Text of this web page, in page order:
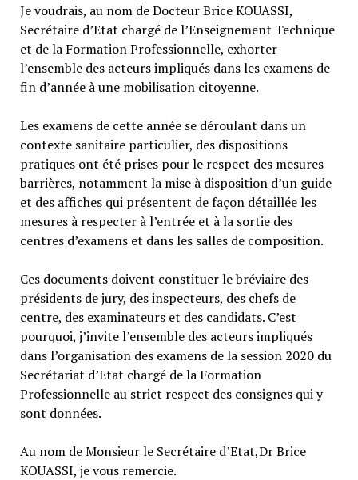
Je voudrais, au nom de Docteur Brice KOUASSI,
Secrétaire d’Etat chargé de l’Enseignement Technique
et de la Formation Professionnelle, exhorter
l’ensemble des acteurs impliqués dans les examens de
fin d’année à une mobilisation citoyenne.
Les examens de cette année se déroulant dans un
contexte sanitaire particulier, des dispositions
pratiques ont été prises pour le respect des mesures
barrières, notamment la mise à disposition d’un guide
et des affiches qui présentent de façon détaillée les
mesures à respecter à l’entrée et à la sortie des
centres d’examens et dans les salles de composition.
Ces documents doivent constituer le bréviaire des
présidents de jury, des inspecteurs, des chefs de
centre, des examinateurs et des candidats. C’est
pourquoi, j’invite l’ensemble des acteurs impliqués
dans l’organisation des examens de la session 2020 du
Secrétariat d’Etat chargé de la Formation
Professionnelle au strict respect des consignes qui y
sont données.
Au nom de Monsieur le Secrétaire d’Etat,Dr Brice
KOUASSI, je vous remercie.